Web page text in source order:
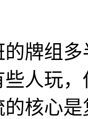
牌组
人玩
的核心